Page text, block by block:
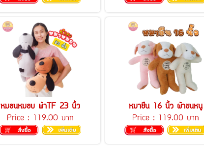
หมอนหมอบ ผ้าTF 23 นิ้ว
Price : 119.00 บาท
หมายืน 16 นิ้ว ผ้าขนหนู
Price : 119.00 บาท